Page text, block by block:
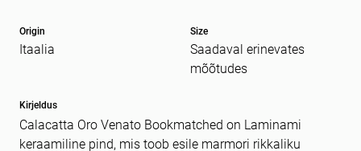
Origin
Itaalia
Size
Saadaval erinevates
mõõtudes
Kirjeldus
Calacatta Oro Venato Bookmatched on Laminami
keraamiline pind, mis toob esile marmori rikkaliku
Sõnum kohustuslik *